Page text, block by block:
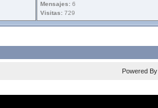
Mensajes: 6
Visitas: 729
Powered By